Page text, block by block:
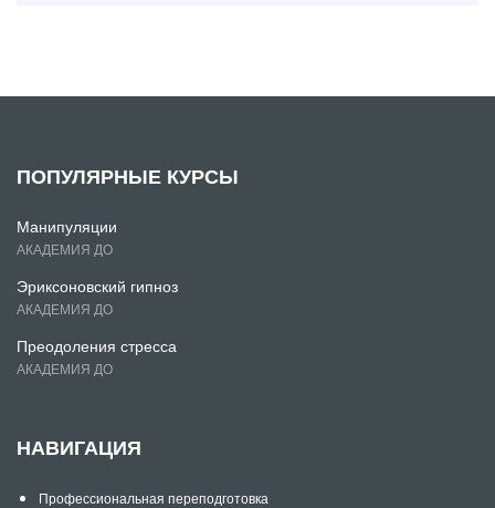
ПОПУЛЯРНЫЕ КУРСЫ
Манипуляции
АКАДЕМИЯ ДО
Эриксоновский гипноз
АКАДЕМИЯ ДО
Преодоления стресса
АКАДЕМИЯ ДО
НАВИГАЦИЯ
Профессиональная переподготовка